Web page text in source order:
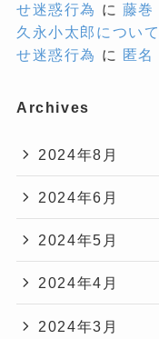
せ迷惑行為 に 藤巻
久永小太郎につい
せ迷惑行為 に 匿名
Archives
2024年8月
2024年6月
2024年5月
2024年4月
2024年3月